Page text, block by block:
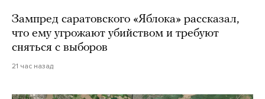
Зампред саратовского «Яблока» рассказал,
что ему угрожают убийством и требуют
сняться с выборов
21 час назад